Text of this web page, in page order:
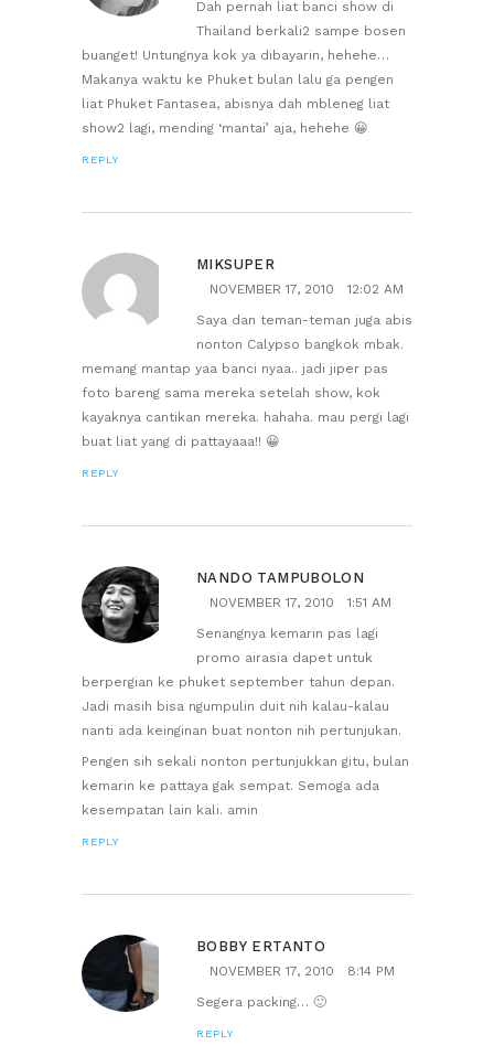
Dah pernah liat banci show di
Thailand berkali2 sampe bosen
buanget! Untungnya kok ya dibayarin, hehehe…
Makanya waktu ke Phuket bulan lalu ga pengen
liat Phuket Fantasea, abisnya dah mbleneg liat
show2 lagi, mending ‘mantai’ aja, hehehe 😀
REPLY
MIKSUPER
NOVEMBER 17, 2010
12:02 AM
Saya dan teman-teman juga abis
nonton Calypso bangkok mbak.
memang mantap yaa banci nyaa.. jadi jiper pas
foto bareng sama mereka setelah show, kok
kayaknya cantikan mereka. hahaha. mau pergi lagi
buat liat yang di pattayaaa!! 😀
REPLY
NANDO TAMPUBOLON
NOVEMBER 17, 2010
1:51 AM
Senangnya kemarin pas lagi
promo airasia dapet untuk
berpergian ke phuket september tahun depan.
Jadi masih bisa ngumpulin duit nih kalau-kalau
nanti ada keinginan buat nonton nih pertunjukan.
Pengen sih sekali nonton pertunjukkan gitu, bulan
kemarin ke pattaya gak sempat. Semoga ada
kesempatan lain kali. amin
REPLY
BOBBY ERTANTO
NOVEMBER 17, 2010
8:14 PM
Segera packing… 🙂
REPLY